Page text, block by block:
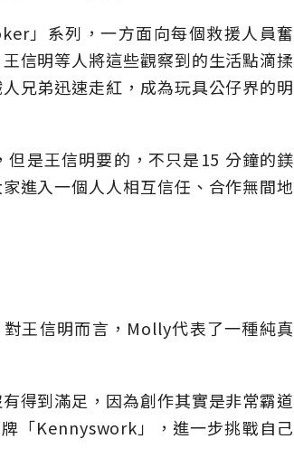
」系列，一方面向每個救援人員奮
信明等人將這些觀察到的生活點滴揉
兄弟迅速走紅，成為玩具公仔界的明
是王信明要的，不只是15 分鐘的鎂
進入一個人人相互信任、合作無間地
王信明而言，Molly代表了一種純真
得到滿足，因為創作其實是非常霸道
「Kennyswork」，進一步挑戰自己